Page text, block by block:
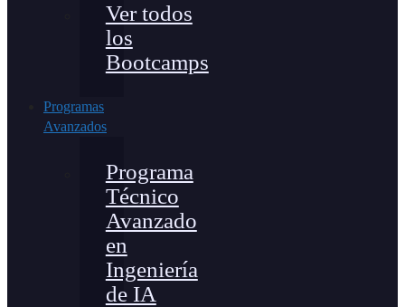
Ver todos
los
Bootcamps
Programas
Avanzados
Programa
Técnico
Avanzado
en
Ingeniería
de IA